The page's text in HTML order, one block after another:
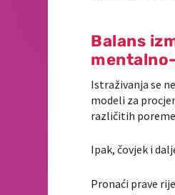
Balans
Istraživanja se
modeli za
različitih
Ipak, čovjek i
Pronaći prave